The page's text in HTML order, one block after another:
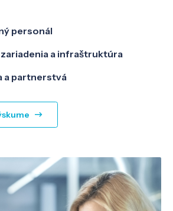
personál
a infraštruktúra
a partnerstvá